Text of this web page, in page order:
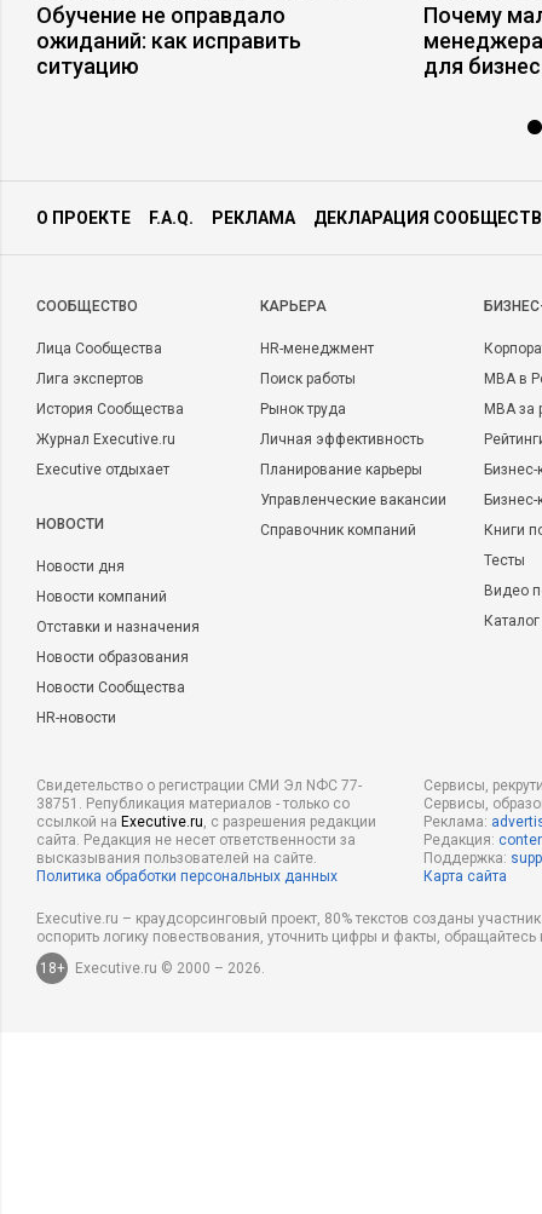
Обучение не оправдало
ожиданий: как исправить
ситуацию
Почему
для
О ПРОЕКТЕ F.A.Q. РЕКЛАМА ДЕКЛАРАЦИЯ
CООБЩЕСТВО
Лица Сообщества
Лига экспертов
История Сообщества
Журнал Executive.ru
Executive отдыхает
НОВОСТИ
Новости дня
Новости компаний
Отставки и назначения
Новости образования
Новости Сообщества
HR-новости
КАРЬЕРА
HR-менеджмент
Поиск работы
Рынок труда
Личная эффективность
Планирование карьеры
Управленческие вакансии
Справочник компаний
MBA в
MBA
Бизнес-
Книги
Тесты
Видео
Свидетельство о регистрации СМИ Эл NФС 77-
38751. Републикация материалов - только со
ссылкой на Executive.ru, с разрешения редакции
сайта. Редакция не несет ответственности за
высказывания пользователей на сайте.
Политика обработки персональных данных
Сервисы,
Сервисы,
Реклама:
Редакция:
Поддержка:
Карта сайта
Executive.ru – краудсорсинговый проект, 80% текстов созданы
оспорить логику повествования, уточнить цифры и факты,
18+
Executive.ru © 2000 – 2026.